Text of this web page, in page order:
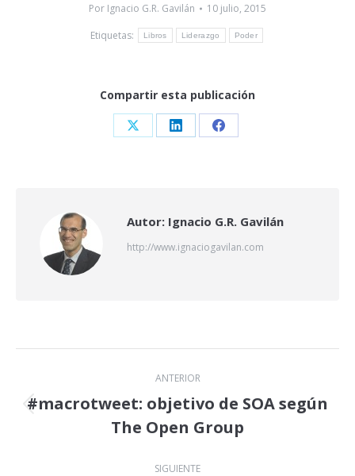
Por Ignacio G.R. Gavilán
10 julio, 2015
Etiquetas:
Libros Liderazgo Poder
Compartir esta publicación
Share Share Share
Autor: Ignacio G.R. Gavilán
http://www.ignaciogavilan.com
Navegación
entre
publicaciones
ANTERIOR
Publicación
anterior:
#macrotweet: objetivo de SOA según
The Open Group
SIGUIENTE